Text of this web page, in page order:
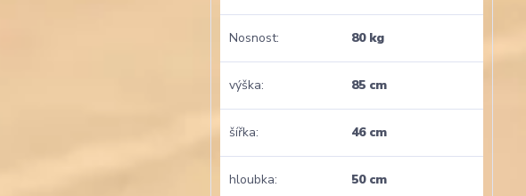
Nosnost 80 kg
výška 85 cm
šířka 46 cm
hloubka 50 cm